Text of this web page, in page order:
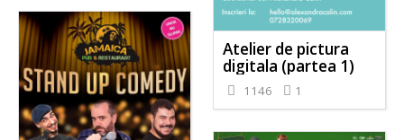
Atelier de pictura
digitala (partea 1)
1146 1